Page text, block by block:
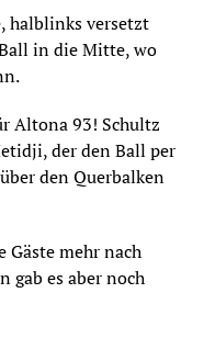
halblinks versetzt
in die Mitte, wo
Altona 93! Schultz
der den Ball per
den Querbalken
Gäste mehr nach
gab es aber noch